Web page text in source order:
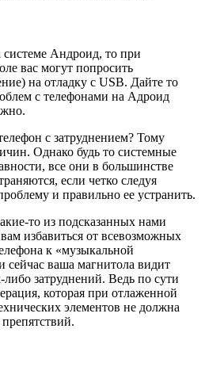
системе Андроид, то при
вас могут попросить
на отладку с USB. Дайте то
с телефонами на Адроид
с затруднением? Тому
Однако будь то системные
все они в большинстве
если четко следуя
и правильно ее устранить.
то из подсказанных нами
избавиться от всевозможных
к «музыкальной
сейчас ваша магнитола видит
затруднений. Ведь по сути
которая при отлаженной
элементов не должна